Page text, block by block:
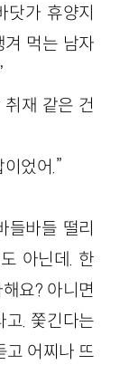
닷가 휴양지
먹는 남자
취재 같은 건
었어.”
들바들 떨리
아닌데. 한
요? 아니면
고. 쫓긴다는
고 어찌나 뜨